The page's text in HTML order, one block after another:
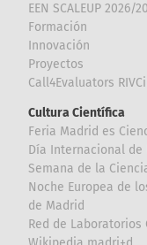
EEN SCALEUP 2026/
Formación
Innovación
Proyectos
Call4Evaluators
Cultura Científica
Feria Madrid es
Día Internacional de
Semana de la
Noche Europea de
de Madrid
Red de Laboratorios